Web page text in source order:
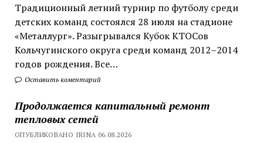
Традиционный летний турнир по футболу среди
детских команд состоялся 28 июля на стадионе
«Металлург». Разыгрывался Кубок КТОСов
Кольчугинского округа среди команд 2012–2014
годов рождения. Все…
Оставить коментарий
Продолжается капитальный ремонт
тепловых сетей
ОПУБЛИКОВАНО IRINA 06.08.2026